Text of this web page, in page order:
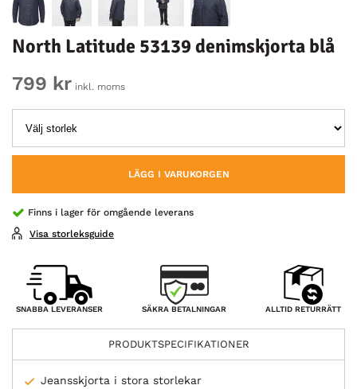
North Latitude 53139 denimskjorta blå
799 kr inkl. moms
LÄGG I VARUKORGEN
Finns i lager för omgående leverans
Visa storleksguide
SNABBA LEVERANSER SÄKRA BETALNINGAR ALLTID RETURRÄTT
PRODUKTSPECIFIKATIONER
Jeansskjorta i stora storlekar